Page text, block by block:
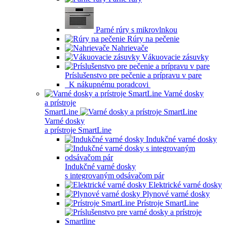
Parné rúry s mikrovlnkou
Rúry na pečenie
Nahrievače
Vákuovacie zásuvky
Príslušenstvo pre pečenie a prípravu v pare
K nákupnému poradcovi
Varné dosky
a prístroje
SmartLine
Varné dosky
a prístroje SmartLine
Indukčné varné dosky
Indukčné varné dosky
s integrovaným odsávačom pár
Elektrické varné dosky
Plynové varné dosky
Prístroje SmartLine